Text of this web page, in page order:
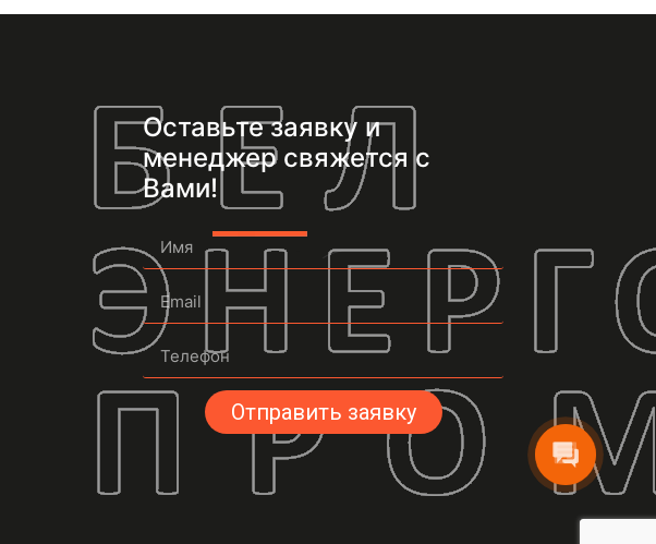
Оставьте заявку и
менеджер свяжется с
Вами!
Отправить заявку